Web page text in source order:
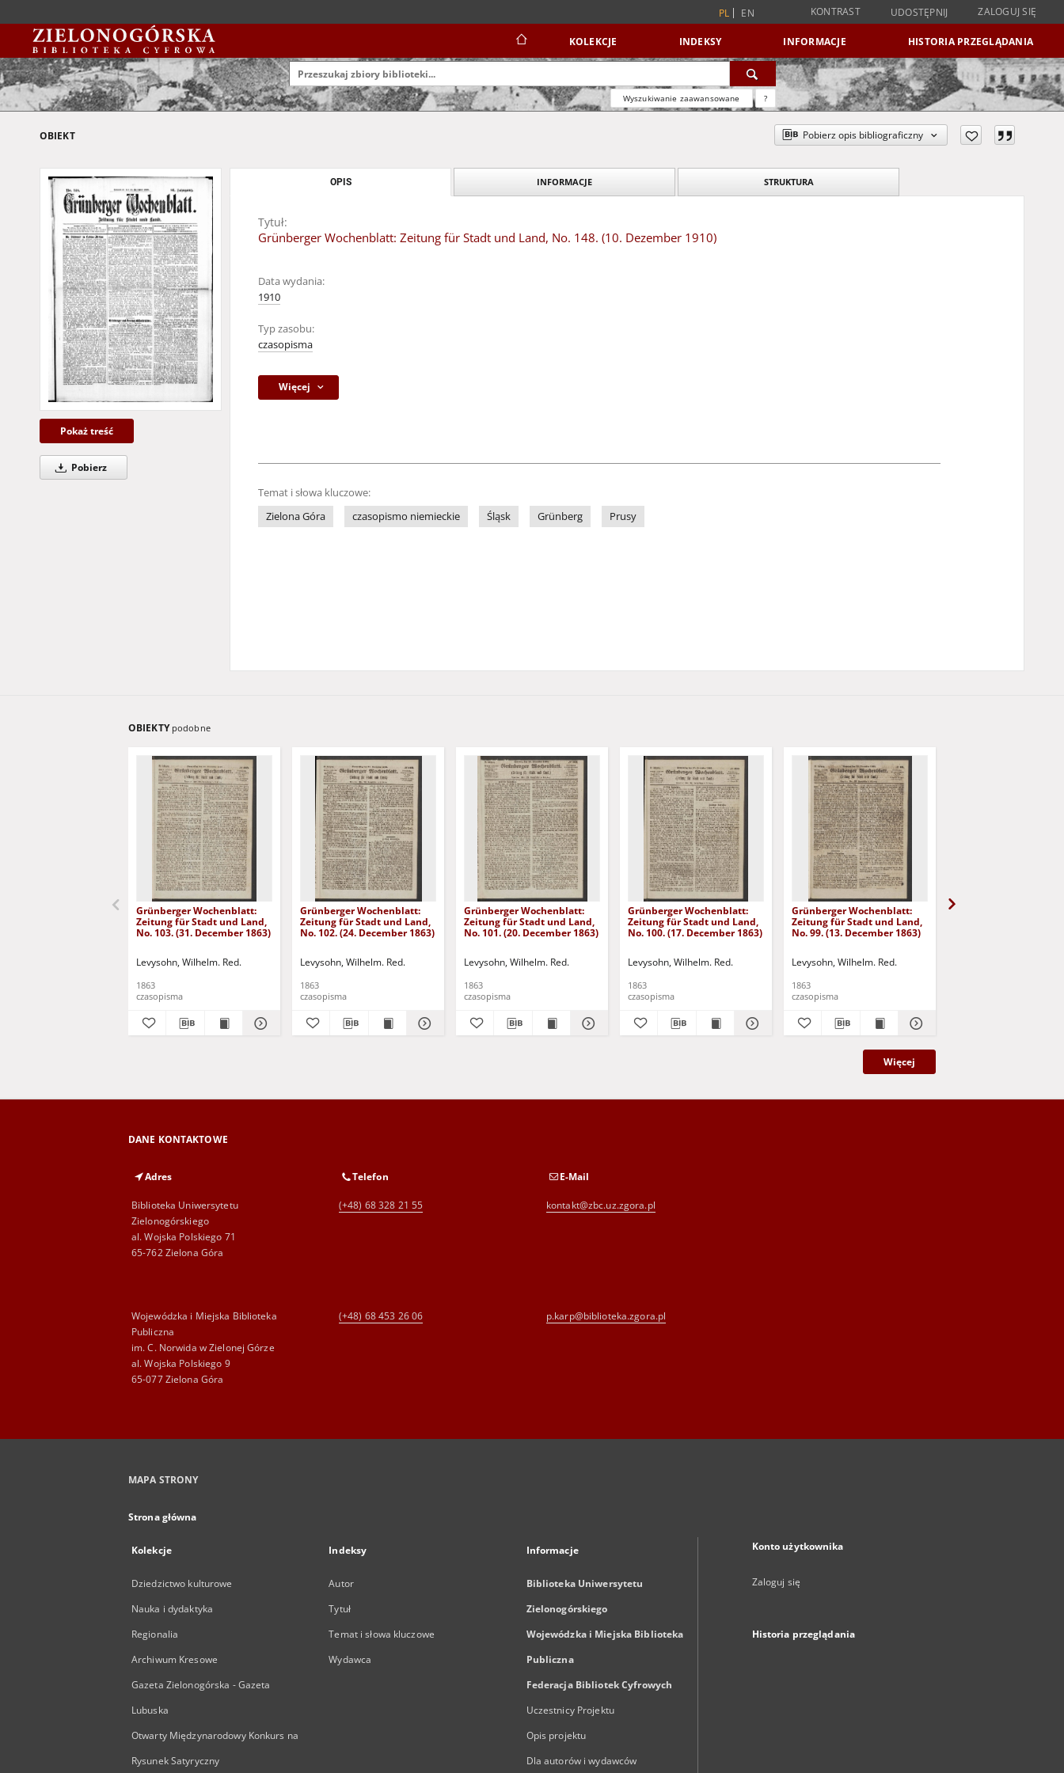
PL EN KONTRAST UDOSTĘPNIJ ZALOGUJ SIĘ
KOLEKCJE INDEKSY INFORMACJE HISTORIA PRZEGLĄDANIA
Wyszukiwanie zaawansowane ?
OBIEKT Pobierz opis bibliograficzny
Pokaż treść
Pobierz
OPIS INFORMACJE STRUKTURA
Tytuł:
Grünberger Wochenblatt: Zeitung für Stadt und Land, No. 148. (10. Dezember 1910)
Data wydania:
1910
Typ zasobu:
czasopisma
Więcej
Temat i słowa kluczowe:
Zielona Góra
czasopismo niemieckie Śląsk Grünberg Prusy
OBIEKTY podobne
Grünberger Wochenblatt:
Zeitung für Stadt und Land,
No. 103. (31. December 1863)
Levysohn, Wilhelm. Red.
1863
czasopisma
Grünberger Wochenblatt:
Zeitung für Stadt und Land,
No. 102. (24. December 1863)
Levysohn, Wilhelm. Red.
1863
czasopisma
Grünberger Wochenblatt:
Zeitung für Stadt und Land,
No. 101. (20. December 1863)
Levysohn, Wilhelm. Red.
1863
czasopisma
Grünberger Wochenblatt:
Zeitung für Stadt und Land,
No. 100. (17. December 1863)
Levysohn, Wilhelm. Red.
1863
czasopisma
Grünberger Wochenblatt:
Zeitung für Stadt und Land,
No. 99. (13. December 1863)
Levysohn, Wilhelm. Red.
1863
czasopisma
Więcej
DANE KONTAKTOWE
Adres
Biblioteka Uniwersytetu
Zielonogórskiego
al. Wojska Polskiego 71
65-762 Zielona Góra
Telefon
(+48) 68 328 21 55
E-Mail
kontakt@zbc.uz.zgora.pl
Wojewódzka i Miejska Biblioteka
Publiczna
im. C. Norwida w Zielonej Górze
al. Wojska Polskiego 9
65-077 Zielona Góra
(+48) 68 453 26 06 p.karp@biblioteka.zgora.pl
MAPA STRONY
Strona główna
Kolekcje
Dziedzictwo kulturowe
Nauka i dydaktyka
Regionalia
Archiwum Kresowe
Gazeta Zielonogórska - Gazeta
Lubuska
Otwarty Międzynarodowy Konkurs na
Rysunek Satyryczny
Indeksy
Autor
Tytuł
Temat i słowa kluczowe
Wydawca
Informacje
Biblioteka Uniwersytetu
Zielonogórskiego
Wojewódzka i Miejska Biblioteka
Publiczna
Federacja Bibliotek Cyfrowych
Uczestnicy Projektu
Opis projektu
Dla autorów i wydawców
Konto użytkownika
Zaloguj się
Historia przeglądania